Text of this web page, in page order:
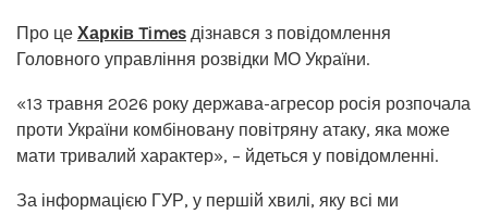
Про це Харків Times дізнався з повідомлення
Головного управління розвідки МО України.
«13 травня 2026 року держава-агресор росія розпочала
проти України комбіновану повітряну атаку, яка може
мати тривалий характер», – йдеться у повідомленні.
За інформацією ГУР, у першій хвилі, яку всі ми